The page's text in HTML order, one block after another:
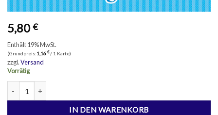
5,80€
Enthält 19% MwSt.
(Grundpreis:1,16 €/ 1 Karte)
zzgl.Versand
Vorrätig
IN DEN WARENKORB